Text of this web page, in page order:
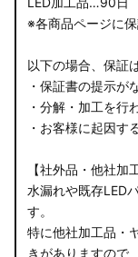
※各商品ページに
以下の場合、保証
・保証書の提示が
・分解・加工を行
・お客様に起因す
【社外品・他社加
水漏れや既存LED
す。
特に他社加工品・
きがありますので